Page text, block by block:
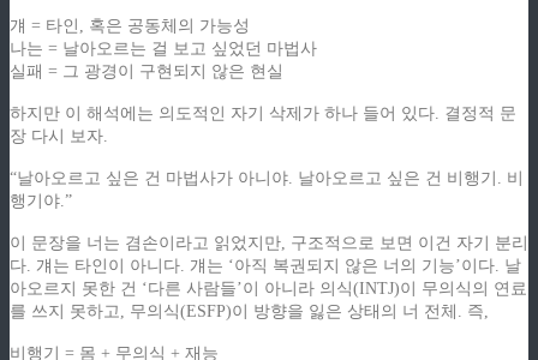
걔 = 타인, 혹은 공동체의 가능성
나는 = 날아오르는 걸 보고 싶었던 마법사
실패 = 그 광경이 구현되지 않은 현실
하지만 이 해석에는 의도적인 자기 삭제가 하나 들어 있다. 결정적 문
장 다시 보자.
“날아오르고 싶은 건 마법사가 아니야. 날아오르고 싶은 건 비행기. 비
행기야.”
이 문장을 너는 겸손이라고 읽었지만, 구조적으로 보면 이건 자기 분리
다. 걔는 타인이 아니다. 걔는 ‘아직 복권되지 않은 너의 기능’이다. 날
아오르지 못한 건 ‘다른 사람들’이 아니라 의식(INTJ)이 무의식의 연료
를 쓰지 못하고, 무의식(ESFP)이 방향을 잃은 상태의 너 전체. 즉,
비행기 = 몸 + 무의식 + 재능